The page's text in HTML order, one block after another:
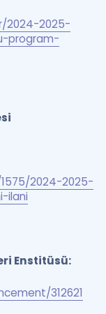
2024-2025-
program-
2024-2025-
ilani
Enstitüsü:
312621